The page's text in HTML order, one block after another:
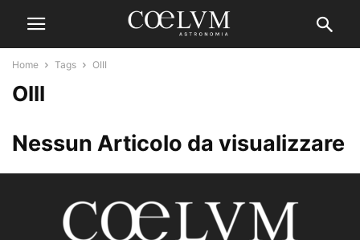
Home Tags OIII
OIII
Nessun Articolo da visualizzare